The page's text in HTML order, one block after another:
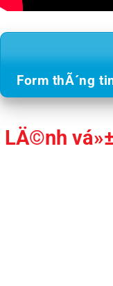
Form thÃ´ng
LÄ©nh